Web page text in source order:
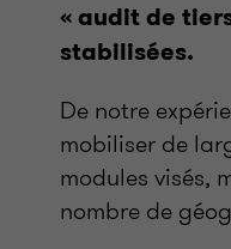
«audit de
stabilisées.
De notre
mobiliser de
modules visés,
nombre de